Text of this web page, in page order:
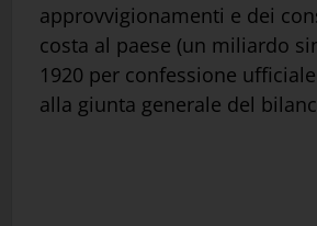
approvvigionamenti e dei
costa al paese (un miliardo
1920 per confessione
alla giunta generale del